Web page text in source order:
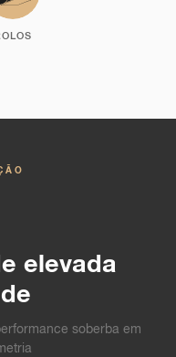
elevada
soberba em